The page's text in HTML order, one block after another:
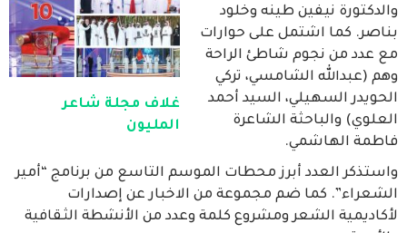
غلاف مجلة شاعر
المليون
والدكتورة نيفين طينه وخلود
بناصر. كما اشتمل على حوارات
مع عدد من نجوم شاطئ الراحة
وهم (عبدالله الشامسي، تركي
الحويدر السهيلي، السيد أحمد
العلوي) والباحثة الشاعرة
فاطمة الهاشمي.
واستذكر العدد أبرز محطات الموسم التاسع من برنامج “أمير
الشعراء”. كما ضم مجموعة من الاخبار عن إصدارات
لأكاديمية الشعر ومشروع كلمة وعدد من الأنشطة الثقافية